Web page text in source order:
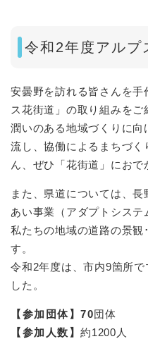
令和2年度アルプ
安曇野を訪れる皆さんを
ス花街道」の取り組みをご
潤いのある地域づくりに
流し、協働によるまちづく
ん、ぜひ「花街道」におで
また、県道については、
あい事業（アダプトシステ
私たちの地域の道路の景観
す。
令和2年度は、市内9箇所
した。
【参加団体】70団体
【参加人数】 約1200人